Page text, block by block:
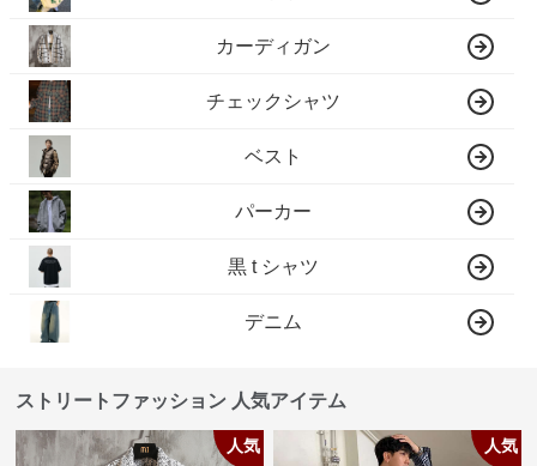
カーディガン
チェックシャツ
ベスト
パーカー
黒 t シャツ
デニム
ストリートファッション 人気アイテム
人気 人気